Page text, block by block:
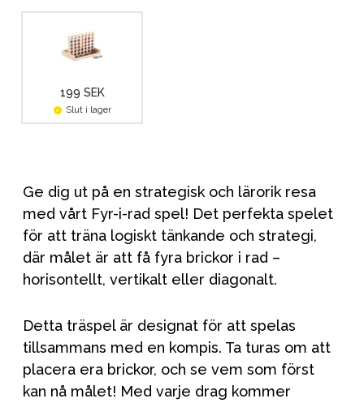
199 SEK
Slut i lager
Ge dig ut på en strategisk och lärorik resa
med vårt Fyr-i-rad spel! Det perfekta spelet
för att träna logiskt tänkande och strategi,
där målet är att få fyra brickor i rad –
horisontellt, vertikalt eller diagonalt.
Detta träspel är designat för att spelas
tillsammans med en kompis. Ta turas om att
placera era brickor, och se vem som först
kan nå målet! Med varje drag kommer